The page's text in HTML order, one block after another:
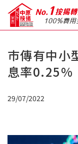
關於我們
免費房貸轉介服務
巿傳有中小
息率0.25%
29/07/2022